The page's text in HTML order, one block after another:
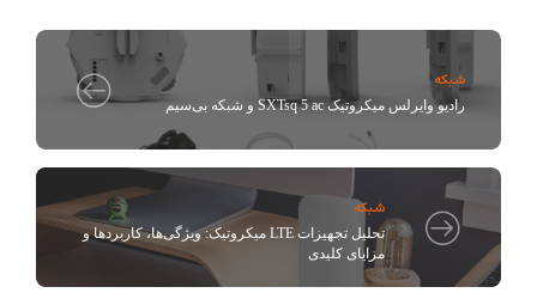
شبکه
رادیو وایرلس میکروتیک SXTsq 5 ac و شبکه‌ بی‌سیم
شبکه
تحلیل تجهیزات LTE میکروتیک: ویژگی‌ها، کاربردها و
مزایای کلیدی